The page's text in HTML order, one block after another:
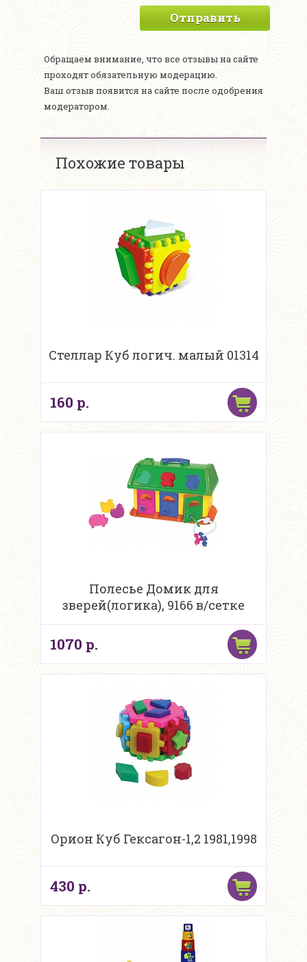
Отправить
Обращаем внимание, что все отзывы на сайте
проходят обязательную модерацию.
Ваш отзыв появится на сайте после одобрения
модератором.
Похожие товары
Стеллар Куб логич. малый 01314
160 р.
Полесье Домик для
зверей(логика), 9166 в/сетке
1070 р.
Орион Куб Гексагон-1,2 1981,1998
430 р.